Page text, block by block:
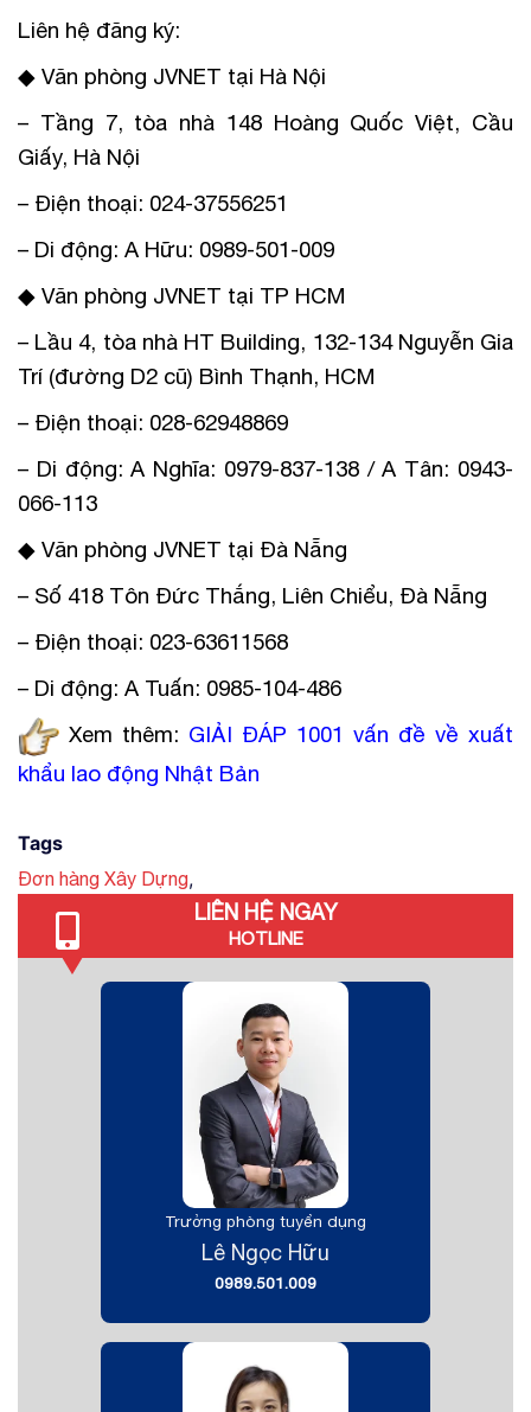
Liên hệ đăng ký:
◆ Văn phòng JVNET tại Hà Nội
– Tầng 7, tòa nhà 148 Hoàng Quốc Việt, Cầu
Giấy, Hà Nội
– Điện thoại: 024-37556251
– Di động: A Hữu: 0989-501-009
◆ Văn phòng JVNET tại TP HCM
– Lầu 4, tòa nhà HT Building, 132-134 Nguyễn Gia
Trí (đường D2 cũ) Bình Thạnh, HCM
– Điện thoại: 028-62948869
– Di động: A Nghĩa: 0979-837-138 / A Tân: 0943-
066-113
◆ Văn phòng JVNET tại Đà Nẵng
– Số 418 Tôn Đức Thắng, Liên Chiểu, Đà Nẵng
– Điện thoại: 023-63611568
– Di động: A Tuấn: 0985-104-486
Xem thêm: GIẢI ĐÁP 1001 vấn đề về xuất
khẩu lao động Nhật Bản
Tags
Đơn hàng Xây Dựng,
LIÊN HỆ NGAY
HOTLINE
Trưởng phòng tuyển dụng
Lê Ngọc Hữu
0989.501.009